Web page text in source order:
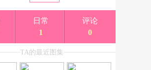
日常
1
评论
0
TA的最近图集